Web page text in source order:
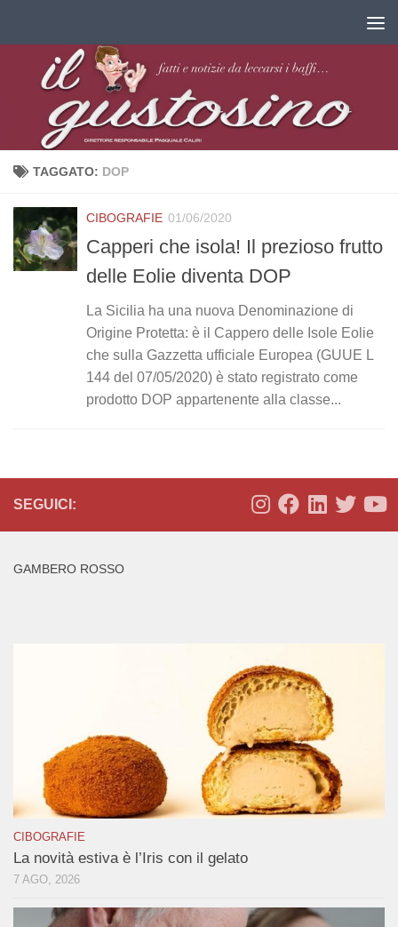
TAGGATO: DOP
CIBOGRAFIE 01/06/2020
Capperi che isola! Il prezioso frutto
delle Eolie diventa DOP
La Sicilia ha una nuova Denominazione di
Origine Protetta: è il Cappero delle Isole Eolie
che sulla Gazzetta ufficiale Europea (GUUE L
144 del 07/05/2020) è stato registrato come
prodotto DOP appartenente alla classe...
SEGUICI:
GAMBERO ROSSO
CIBOGRAFIE
La novità estiva è l’Iris con il gelato
7 AGO, 2026